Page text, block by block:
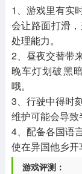
1、游戏里有实
会让路面打滑
处理能力。
2、昼夜交替带
晚车灯划破黑
哦。
3、行驶中得时
维护可能会导致
4、配备各国语
使在异国他乡开
游戏评测：